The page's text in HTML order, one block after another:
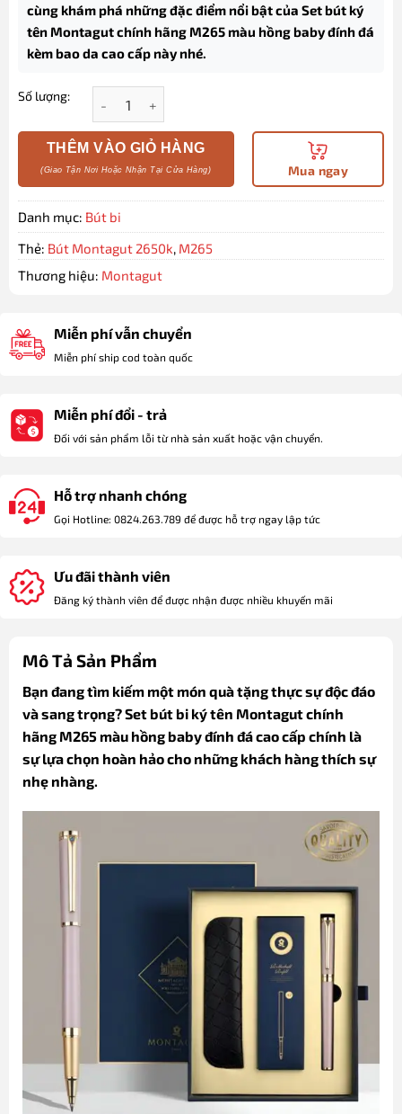
cùng khám phá những đặc điểm nổi bật của Set bút ký
tên Montagut chính hãng M265 màu hồng baby đính đá
kèm bao da cao cấp này nhé.
Số lượng:
THÊM VÀO GIỎ HÀNG
Mua ngay
Danh mục: Bút bi
Thẻ: Bút Montagut 2650k, M265
Thương hiệu: Montagut
Miễn phí vẫn chuyển
Miễn phí ship cod toàn quốc
Miễn phí đổi - trả
Đối với sản phẩm lỗi từ nhà sản xuất hoặc vận chuyển.
Hỗ trợ nhanh chóng
Gọi Hotline: 0824.263.789 để được hỗ trợ ngay lập tức
Ưu đãi thành viên
Đăng ký thành viên để được nhận được nhiều khuyến mãi
Mô Tả Sản Phẩm
Bạn đang tìm kiếm một món quà tặng thực sự độc đáo
và sang trọng? Set bút bi ký tên Montagut chính
hãng M265 màu hồng baby đính đá cao cấp chính là
sự lựa chọn hoàn hảo cho những khách hàng thích sự
nhẹ nhàng.